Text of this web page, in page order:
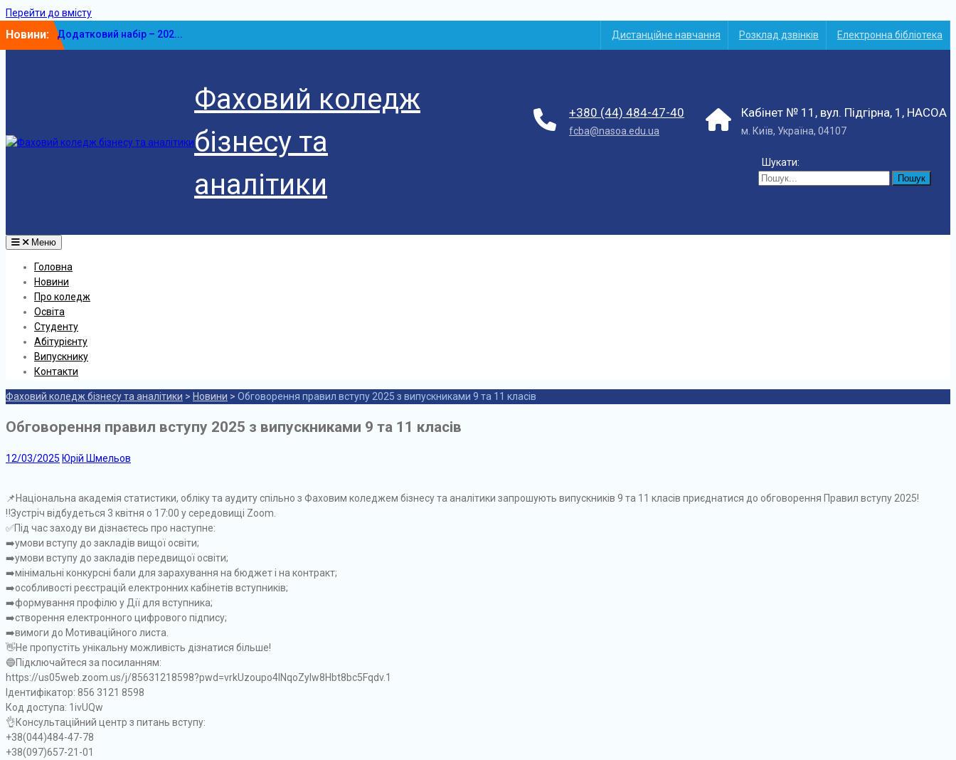
Перейти до вмісту
Новини:
Додатковий набір – 202...
У ФКБА НАСОА відбулася...
Дистанційне навчання Розклад дзвінків Електронна бібліотека
Фаховий коледж
бізнесу та
аналітики
+380 (44) 484-47-40
fcba@nasoa.edu.ua
Кабінет № 11, вул. Підгірна, 1, НАСОА
м. Київ, Україна, 04107
Шукати:
Меню
Головна
Новини
Про коледж
Освіта
Студенту
Абітурієнту
Випускнику
Контакти
Фаховий коледж бізнесу та аналітики > Новини > Обговорення правил вступу 2025 з випускниками 9 та 11 класів
Обговорення правил вступу 2025 з випускниками 9 та 11 класів
12/03/2025 Юрій Шмельов
📌Національна академія статистики, обліку та аудиту спільно з Фаховим коледжем бізнесу та аналітики запрошують випускників 9 та 11 класів приєднатися до обговорення Правил вступу 2025!
‼️Зустріч відбудеться 3 квітня о 17:00 у середовищі Zoom.
✅️Під час заходу ви дізнаєтесь про наступне:
➡️умови вступу до закладів вищої освіти;
➡️умови вступу до закладів передвищої освіти;
➡️мінімальні конкурсні бали для зарахування на бюджет і на контракт;
➡️особливості реєстрацій електронних кабінетів вступників;
➡️формування профілю у Дії для вступника;
➡️створення електронного цифрового підпису;
➡️вимоги до Мотиваційного листа.
👋Не пропустіть унікальну можливість дізнатися більше!
🔵Підключайтеся за посиланням:
https://us05web.zoom.us/j/85631218598?pwd=vrkUzoupo4lNqoZylw8Hbt8bc5Fqdv.1
Ідентифікатор: 856 3121 8598
Код доступа: 1ivUQw
👌Консультаційний центр з питань вступу:
+38(044)484-47-78
+38(097)657-21-01